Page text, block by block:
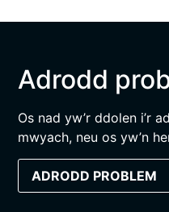
Adrodd
Os nad yw’r ddolen i’r
mwyach, neu os yw’n
ADRODD PROBLEM